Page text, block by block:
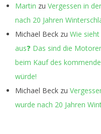
Martin zu Vergessen in
nach 20 Jahren
Michael Beck zu Wie
aus❓ Das sind die
beim Kauf des
würde!
Michael Beck zu
wurde nach 20 Jahren